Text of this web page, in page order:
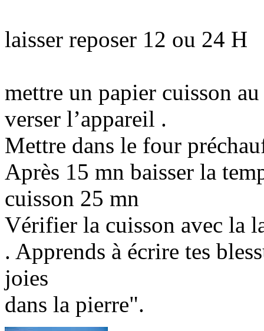
laisser reposer 12 ou 24 H
mettre un papier cuisson
verser l’appareil .
Mettre dans le four
Après 15 mn baisser la
cuisson 25 mn
Vérifier la cuisson avec la
. Apprends à écrire tes
joies
dans la pierre".